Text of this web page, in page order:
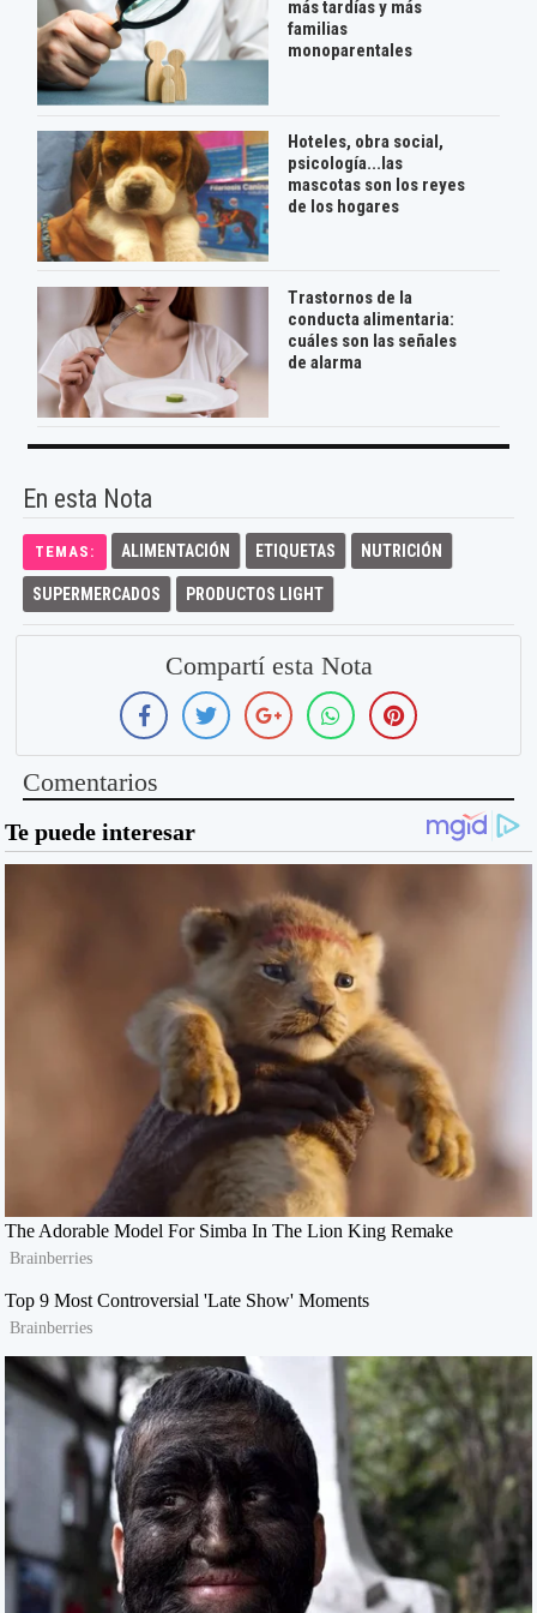
más tardías y más
familias
monoparentales
Hoteles, obra social,
psicología...las
mascotas son los reyes
de los hogares
Trastornos de la
conducta alimentaria:
cuáles son las señales
de alarma
En esta Nota
TEMAS: ALIMENTACIÓN ETIQUETAS NUTRICIÓN
SUPERMERCADOS PRODUCTOS LIGHT
Compartí esta Nota
Comentarios